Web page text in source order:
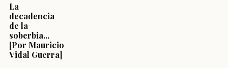
La
decadencia
de la
soberbia...
[Por Mauricio
Vidal Guerra]